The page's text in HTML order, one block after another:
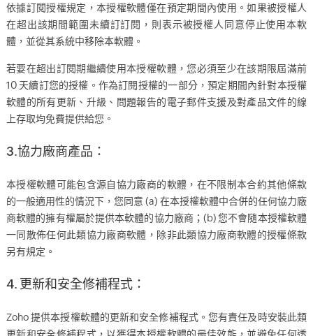
依據訂閱授權規定，本授權軟體僅在預定期間內使用。如果被授權人
在超出該期間範圍未續訂訂閱，則表示被授權人同意停止使用本軟
體，並從其系統中移除本軟體。
若要在超出訂閱期繼續使用本授權軟體，您必須至少在該期限屆滿前
10 天續訂您的授權。作為訂閱授權的一部分，預定期間內針對本授權
軟體的所有更新、升級、問題報告的電子郵件支援及對產品文件的線
上存取均免費提供給您。
3.協力廠商產品：
本授權軟體可能包含源自協力廠商的軟體，在不限制本合約其他條款
的一般適用性的情況下，您同意 (a) 在本授權軟體中合併的任何協力廠
商軟體的擁有權屬於提供本軟體的協力廠商；(b) 您不會隨本授權軟體
一同散佈任何此類協力廠商軟體，除非此類協力廠商軟體的授權條款
另有規定。
4. 更新和安全修補程式：
Zoho 提供本授權軟體的更新和安全修補程式。您有責任及時安裝此類